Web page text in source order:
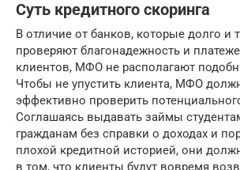
Суть кредитного скоринга
В отличие от банков, которые долго и
проверяют благонадежность и
клиентов, МФО не располагают
Чтобы не упустить клиента, МФО
эффективно проверить
Соглашаясь выдавать займы
гражданам без справки о доходах и
плохой кредитной историей, они
в том, что клиенты будут вовремя